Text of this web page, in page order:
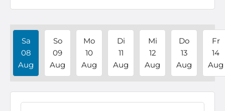
Sa
08
Aug
So
09
Aug
Mo
10
Aug
Di
11
Aug
Mi
12
Aug
Do
13
Aug
Fr
14
Aug